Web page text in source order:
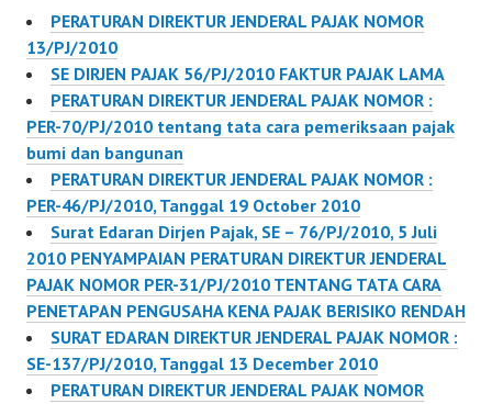
Jenderal Pajak…
Pajak PER-24/PJ/2012
PERATURAN DIREKTUR JENDERAL PAJAK NOMOR
13/PJ/2010
SE DIRJEN PAJAK 56/PJ/2010 FAKTUR PAJAK LAMA
PERATURAN DIREKTUR JENDERAL PAJAK NOMOR :
PER-70/PJ/2010 tentang tata cara pemeriksaan pajak
bumi dan bangunan
PERATURAN DIREKTUR JENDERAL PAJAK NOMOR :
PER-46/PJ/2010, Tanggal 19 October 2010
Surat Edaran Dirjen Pajak, SE – 76/PJ/2010, 5 Juli
2010 PENYAMPAIAN PERATURAN DIREKTUR JENDERAL
PAJAK NOMOR PER-31/PJ/2010 TENTANG TATA CARA
PENETAPAN PENGUSAHA KENA PAJAK BERISIKO RENDAH
SURAT EDARAN DIREKTUR JENDERAL PAJAK NOMOR :
SE-137/PJ/2010, Tanggal 13 December 2010
PERATURAN DIREKTUR JENDERAL PAJAK NOMOR